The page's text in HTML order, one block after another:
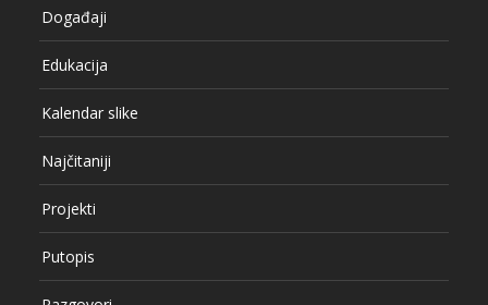
Događaji
Edukacija
Kalendar slike
Najčitaniji
Projekti
Putopis